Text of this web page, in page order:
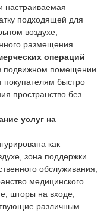
настраиваемая
подходящей для
воздухе,
размещения.
операций
подвижном помещении
покупателям быстро
пространство без
услуг на
как
зона поддержки
обслуживания,
медицинского
шторы на входе,
различным